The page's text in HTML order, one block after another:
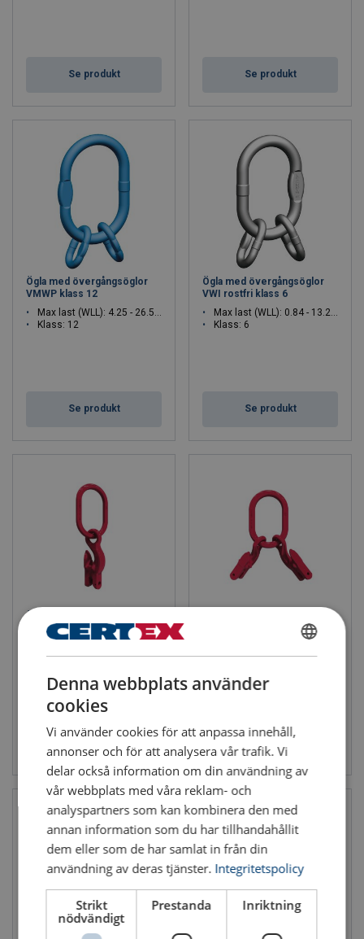
Se produkt Se produkt
Ögla med övergångsöglor
VMWP klass 12
Max last (WLL): 4.25 - 26.5 ton
Klass: 12
Se produkt
Ögla med övergångsöglor
VWI rostfri klass 6
Max last (WLL): 0.84 - 13.2 ton
Klass: 6
Se produkt
Ögla MC1 POWERTEX
Max last (WLL): 1.4 - 10 ton
Ögla med förkortningskrokar
Klass: 10SWEDISH
ENGLISH TRANSLATION
Denna webbplats använder
cookies
Vi använder cookies för att anpassa innehåll,
annonser och för att analysera vår trafik. Vi
delar också information om din användning av
vår webbplats med våra reklam- och
analyspartners som kan kombinera den med
annan information som du har tillhandahållit
dem eller som de har samlat in från din
användning av deras tjänster. Integritetspolicy
Strikt
nödvändigt
Prestanda Inriktning